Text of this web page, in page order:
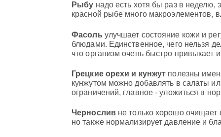
Рыбу надо есть хотя бы раз в неделю,
красной рыбе много макроэлементов,
Фасоль улучшает состояние кожи и
блюдами. Единственное, чего нельзя
что организм очень быстро привыкает
Грецкие орехи и кунжут полезны
кунжутом можно добавлять в салаты
ограничений, главное - уложиться в
Черносливне только хорошо очищает
но также нормализирует давление и